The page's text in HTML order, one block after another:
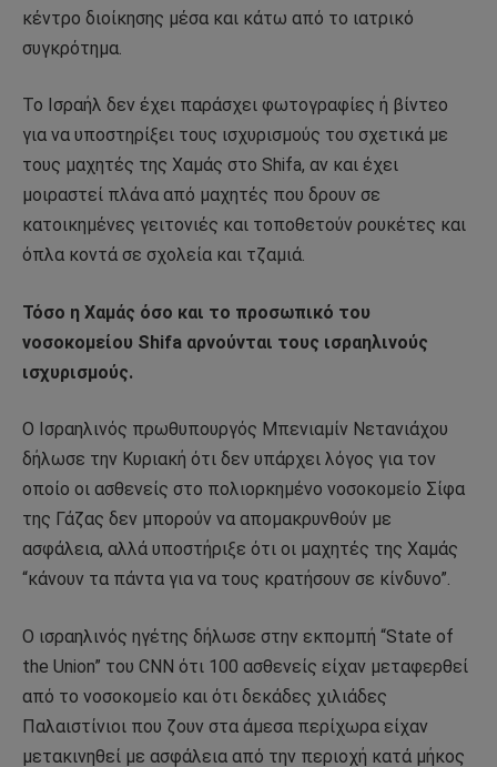
κέντρο διοίκησης μέσα και κάτω από το ιατρικό
συγκρότημα.
Το Ισραήλ δεν έχει παράσχει φωτογραφίες ή βίντεο
για να υποστηρίξει τους ισχυρισμούς του σχετικά με
τους μαχητές της Χαμάς στο Shifa, αν και έχει
μοιραστεί πλάνα από μαχητές που δρουν σε
κατοικημένες γειτονιές και τοποθετούν ρουκέτες και
όπλα κοντά σε σχολεία και τζαμιά.
Τόσο η Χαμάς όσο και το προσωπικό του
νοσοκομείου Shifa αρνούνται τους ισραηλινούς
ισχυρισμούς.
Ο Ισραηλινός πρωθυπουργός Μπενιαμίν Νετανιάχου
δήλωσε την Κυριακή ότι δεν υπάρχει λόγος για τον
οποίο οι ασθενείς στο πολιορκημένο νοσοκομείο Σίφα
της Γάζας δεν μπορούν να απομακρυνθούν με
ασφάλεια, αλλά υποστήριξε ότι οι μαχητές της Χαμάς
“κάνουν τα πάντα για να τους κρατήσουν σε κίνδυνο”.
Ο ισραηλινός ηγέτης δήλωσε στην εκπομπή “State of
the Union” του CNN ότι 100 ασθενείς είχαν μεταφερθεί
από το νοσοκομείο και ότι δεκάδες χιλιάδες
Παλαιστίνιοι που ζουν στα άμεσα περίχωρα είχαν
μετακινηθεί με ασφάλεια από την περιοχή κατά μήκος